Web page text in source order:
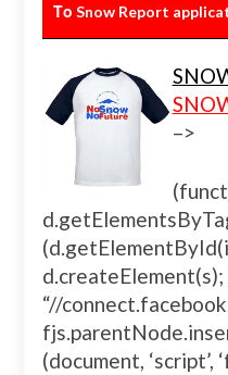
Το Snow Report
–>
d.createElement(s);
“//
(document, ‘script’,